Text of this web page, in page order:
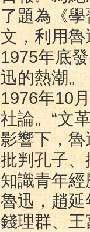
了題為《
文，利用魯
1975年底
迅的熱潮
1976年10
社論。“文
影響下，
批判孔子
知識青年經
魯迅，趙
錢理群、王